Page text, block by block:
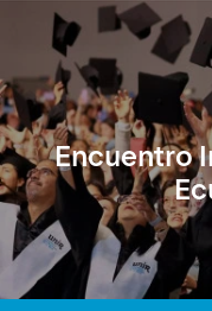
Encuentro